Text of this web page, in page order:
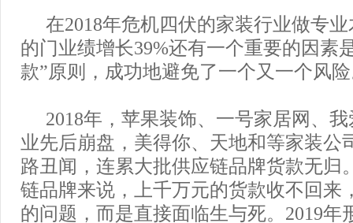
在2018年危机四伏的家装行业做专
的门业绩增长39%还有一个重要的因素
款”原则，成功地避免了一个又一个风
2018年，苹果装饰、一号家居网、
业先后崩盘，美得你、天地和等家装公
路丑闻，连累大批供应链品牌货款无归
链品牌来说，上千万元的货款收不回来
的问题，而是直接面临生与死。2019年